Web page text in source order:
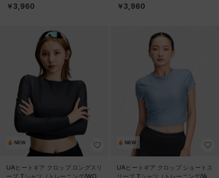
WOMEN）
￥3,960
WOMEN）
￥3,960
NEW
UAヒートギア クロップ ロングスリ
ーブ Tシャツ（トレーニング/WOM
NEW
UAヒートギア クロップ ショートス
リーブ Tシャツ（トレーニング/WO